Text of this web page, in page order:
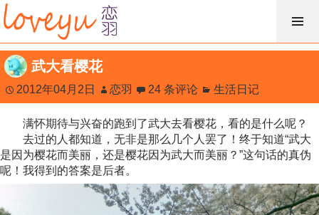
跳
过
内
容
武大看樱花
2012年04月2日 恋羽 24 条评论 生活日记
满怀期待与兴奋的跑到了武大去看樱花，看的是什么呢？
去过的人都知道，无非是那么几个人罢了！终于知道“武大
是因为樱花而美丽，还是樱花因为武大而美丽？”这句话的真伪
呢！我得到的答案是后者。